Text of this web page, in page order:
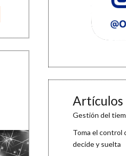
Artículos
Gestión del
Toma el control
decide y suelta